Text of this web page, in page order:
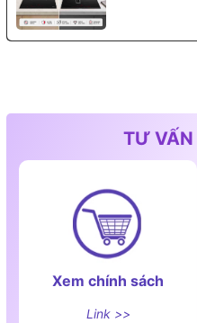
TƯ VẤN
Xem chính sách
Link >>